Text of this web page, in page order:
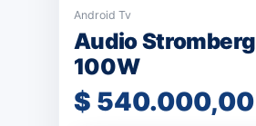
Android Tv
Audio
100W
$ 540.000,00